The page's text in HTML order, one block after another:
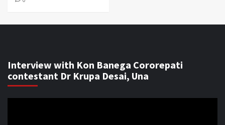
Interview with Kon Banega Cororepati
contestant Dr Krupa Desai, Una